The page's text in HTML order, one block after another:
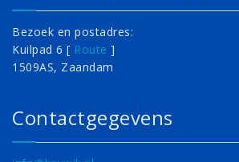
Bezoek en postadres:
Kuilpad 6 [ Route ]
1509AS, Zaandam
Contactgegevens